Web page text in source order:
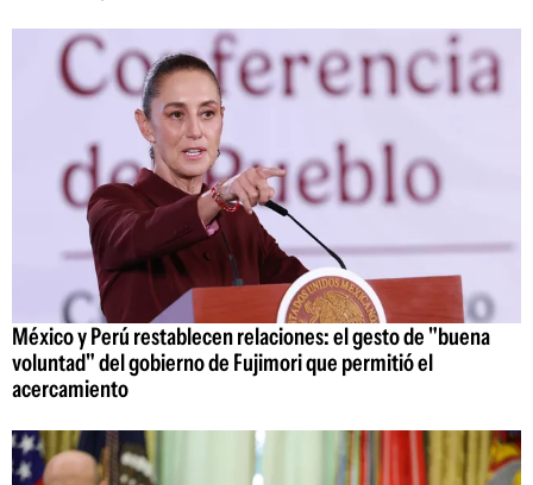
México y Perú restablecen relaciones: el gesto de "buena
voluntad" del gobierno de Fujimori que permitió el
acercamiento